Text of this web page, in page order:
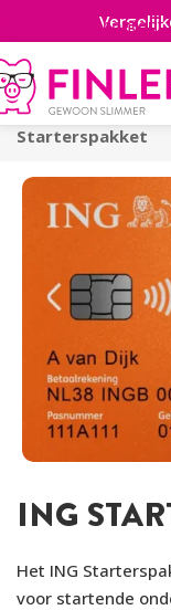
Skip to main content
Home>
Starterspakket
ING
Het ING
voor startende